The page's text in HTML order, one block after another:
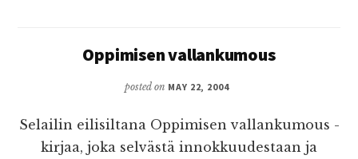
Oppimisen vallankumous
posted on MAY 22, 2004
Selailin eilisiltana Oppimisen vallankumous -
kirjaa, joka selvästä innokkuudestaan ja